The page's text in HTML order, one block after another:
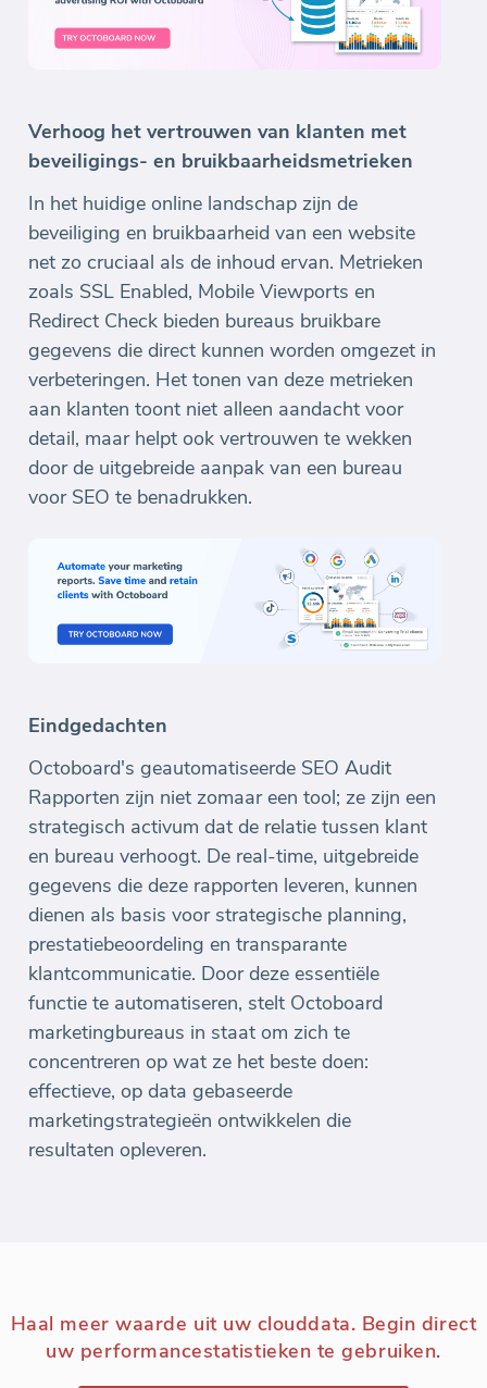
Verhoog het vertrouwen van klanten met
beveiligings- en bruikbaarheidsmetrieken
In het huidige online landschap zijn de
beveiliging en bruikbaarheid van een website
net zo cruciaal als de inhoud ervan. Metrieken
zoals SSL Enabled, Mobile Viewports en
Redirect Check bieden bureaus bruikbare
gegevens die direct kunnen worden omgezet in
verbeteringen. Het tonen van deze metrieken
aan klanten toont niet alleen aandacht voor
detail, maar helpt ook vertrouwen te wekken
door de uitgebreide aanpak van een bureau
voor SEO te benadrukken.
Eindgedachten
Octoboard's geautomatiseerde SEO Audit
Rapporten zijn niet zomaar een tool; ze zijn een
strategisch activum dat de relatie tussen klant
en bureau verhoogt. De real-time, uitgebreide
gegevens die deze rapporten leveren, kunnen
dienen als basis voor strategische planning,
prestatiebeoordeling en transparante
klantcommunicatie. Door deze essentiële
functie te automatiseren, stelt Octoboard
marketingbureaus in staat om zich te
concentreren op wat ze het beste doen:
effectieve, op data gebaseerde
marketingstrategieën ontwikkelen die
resultaten opleveren.
Haal meer waarde uit uw clouddata. Begin direct
uw performancestatistieken te gebruiken.